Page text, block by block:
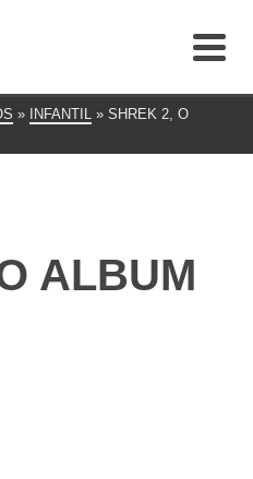
» INFANTIL » SHREK 2, O
ALBUM